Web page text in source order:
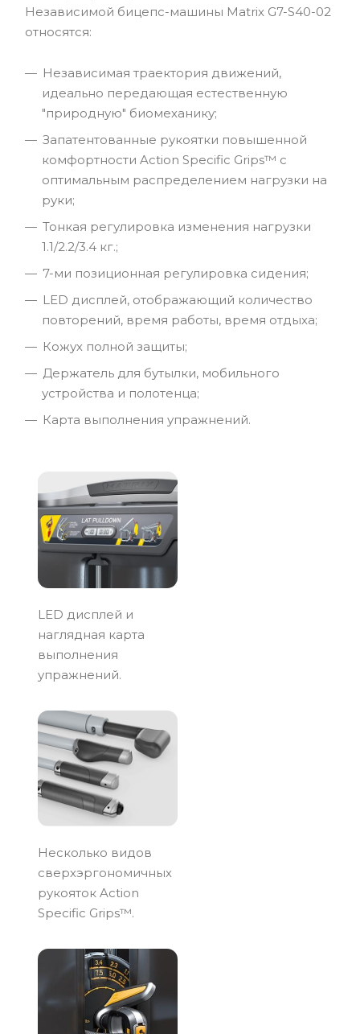
Независимой бицепс-машины Matrix G7-S40-02
относятся:
Независимая траектория движений,
идеально передающая естественную
"природную" биомеханику;
Запатентованные рукоятки повышенной
комфортности Action Specific Grips™ c
оптимальным распределением нагрузки на
руки;
Тонкая регулировка изменения нагрузки
1.1/2.2/3.4 кг.;
7-ми позиционная регулировка сидения;
LED дисплей, отображающий количество
повторений, время работы, время отдыха;
Кожух полной защиты;
Держатель для бутылки, мобильного
устройства и полотенца;
Карта выполнения упражнений.
LED дисплей и
наглядная карта
выполнения
упражнений.
Несколько видов
сверхэргономичных
рукояток Action
Specific Grips™.